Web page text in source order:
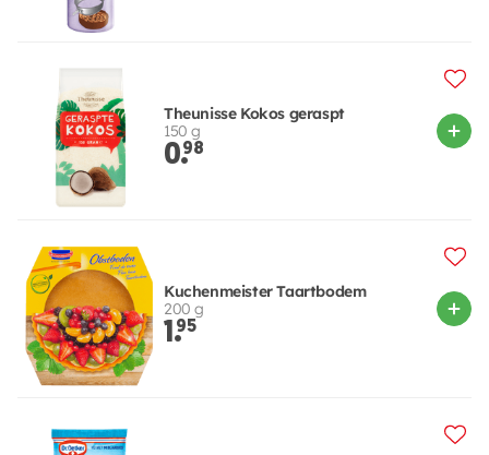
Theunisse Kokos geraspt
150 g
0.98
Kuchenmeister Taartbodem
200 g
1.95